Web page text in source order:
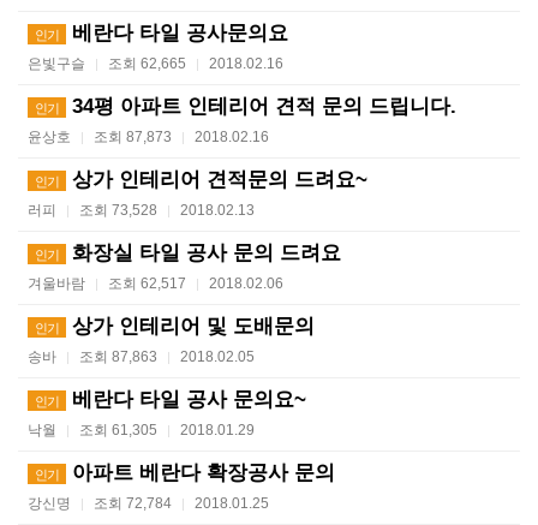
인기 베란다 타일 공사문의요
은빛구슬 | 조회 62,665 | 2018.02.16
인기 34평 아파트 인테리어 견적 문의 드립니다.
윤상호 | 조회 87,873 | 2018.02.16
인기 상가 인테리어 견적문의 드려요~
러피 | 조회 73,528 | 2018.02.13
인기 화장실 타일 공사 문의 드려요
겨울바람 | 조회 62,517 | 2018.02.06
인기 상가 인테리어 및 도배문의
송바 | 조회 87,863 | 2018.02.05
인기 베란다 타일 공사 문의요~
낙월 | 조회 61,305 | 2018.01.29
인기 아파트 베란다 확장공사 문의
강신명 | 조회 72,784 | 2018.01.25